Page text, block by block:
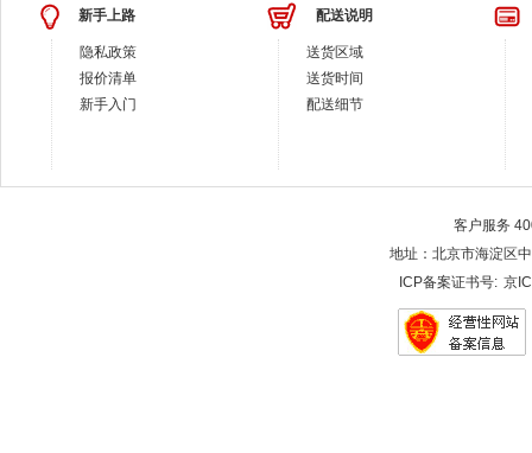
新手上路
隐私政策
报价清单
新手入门
配送说明
送货区域
送货时间
配送细节
客户服务
地址：北京市海淀区
ICP备案证书号: 京